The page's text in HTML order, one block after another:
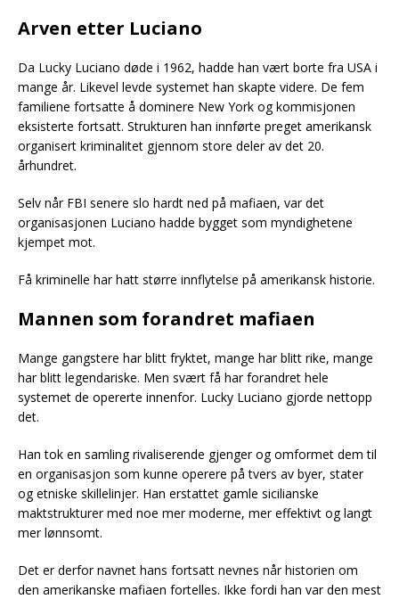
Arven etter Luciano
Da Lucky Luciano døde i 1962, hadde han vært borte fra USA i
mange år. Likevel levde systemet han skapte videre. De fem
familiene fortsatte å dominere New York og kommisjonen
eksisterte fortsatt. Strukturen han innførte preget amerikansk
organisert kriminalitet gjennom store deler av det 20.
århundret.
Selv når FBI senere slo hardt ned på mafiaen, var det
organisasjonen Luciano hadde bygget som myndighetene
kjempet mot.
Få kriminelle har hatt større innflytelse på amerikansk historie.
Mannen som forandret mafiaen
Mange gangstere har blitt fryktet, mange har blitt rike, mange
har blitt legendariske. Men svært få har forandret hele
systemet de opererte innenfor. Lucky Luciano gjorde nettopp
det.
Han tok en samling rivaliserende gjenger og omformet dem til
en organisasjon som kunne operere på tvers av byer, stater
og etniske skillelinjer. Han erstattet gamle sicilianske
maktstrukturer med noe mer moderne, mer effektivt og langt
mer lønnsomt.
Det er derfor navnet hans fortsatt nevnes når historien om
den amerikanske mafiaen fortelles. Ikke fordi han var den mest